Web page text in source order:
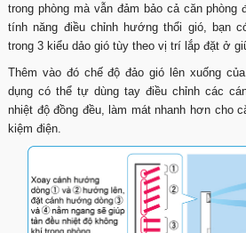
trong phòng mà vẫn đảm bảo cả căn
tính năng điều chỉnh hướng thổi gió, bạn
trong 3 kiểu dảo gió tùy theo vị trí lắp đặt ở
Thêm vào đó chế độ đảo gió lên xuống
dụng có thể tự dùng tay điều chỉnh các
nhiệt độ đồng đều, làm mát nhanh hơn cho
kiệm điện.